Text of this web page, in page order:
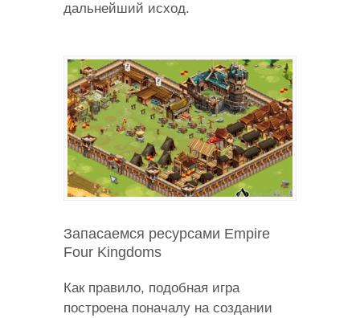
дальнейший исход.
Запасаемся ресурсами Empire
Four Kingdoms
Как правило, подобная игра
построена поначалу на создании